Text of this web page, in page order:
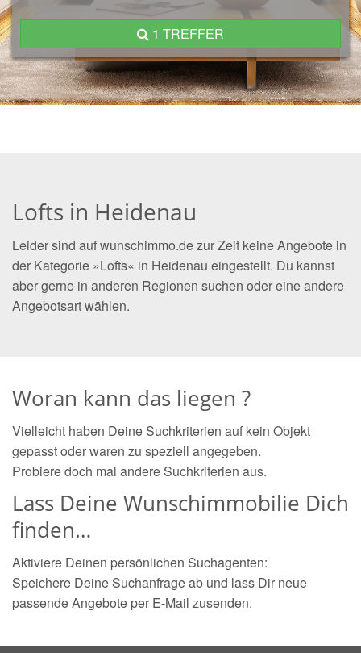
1 TREFFER
Lofts in Heidenau
Leider sind auf wunschimmo.de zur Zeit keine Angebote in
der Kategorie »Lofts« in Heidenau eingestellt. Du kannst
aber gerne in anderen Regionen suchen oder eine andere
Angebotsart wählen.
Woran kann das liegen ?
Vielleicht haben Deine Suchkriterien auf kein Objekt
gepasst oder waren zu speziell angegeben.
Probiere doch mal andere Suchkriterien aus.
Lass Deine Wunschimmobilie Dich
finden…
Aktiviere Deinen persönlichen Suchagenten:
Speichere Deine Suchanfrage ab und lass Dir neue
passende Angebote per E-Mail zusenden.